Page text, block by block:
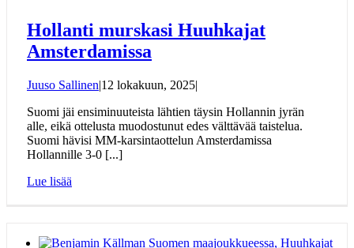
Hollanti murskasi Huuhkajat
Amsterdamissa
Juuso Sallinen|12 lokakuun, 2025|
Suomi jäi ensiminuuteista lähtien täysin Hollannin jyrän
alle, eikä ottelusta muodostunut edes välttävää taistelua.
Suomi hävisi MM-karsintaottelun Amsterdamissa
Hollannille 3-0 [...]
Lue lisää